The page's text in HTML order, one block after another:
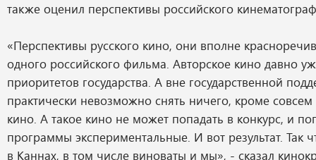
также оценил перспективы российского
«Перспективы русского кино, они вполне
одного российского фильма. Авторское кино давно
приоритетов государства. А вне государственной
практически невозможно снять ничего, кроме совсем
кино. А такое кино не может попадать в конкурс, и
программы экспериментальные. И вот результат. Так
в Каннах, в том числе виноваты и мы», - сказал